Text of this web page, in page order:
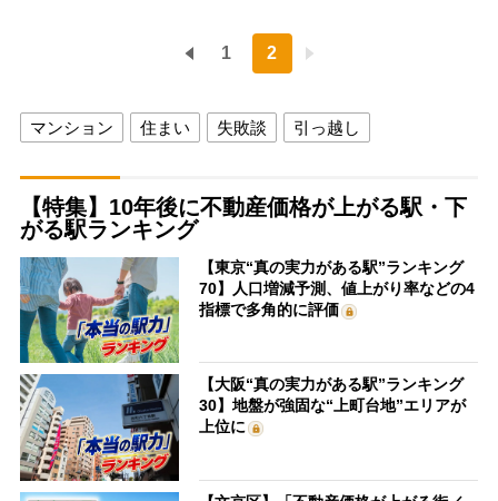
1 2
マンション 住まい 失敗談 引っ越し
【特集】10年後に不動産価格が上がる駅・下
がる駅ランキング
【東京“真の実力がある駅”ランキング
70】人口増減予測、値上がり率などの4
指標で多角的に評価
【大阪“真の実力がある駅”ランキング
30】地盤が強固な“上町台地”エリアが
上位に